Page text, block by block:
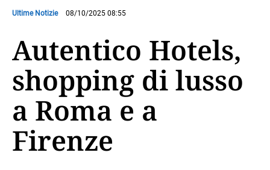
Ultime Notizie 08/10/2025 08:55
Autentico Hotels,
shopping di lusso
a Roma e a
Firenze